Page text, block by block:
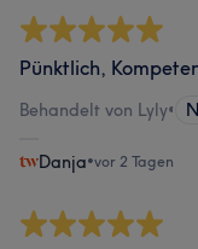
Pünktlich,
Behandelt von Lyly•
Danja•vor 2 Tagen